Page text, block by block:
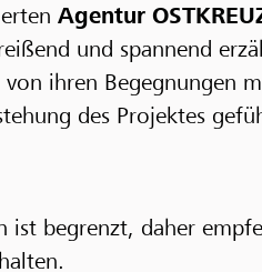
Agentur
und spannend
ihren Begegnungen
des Projektes
ist begrenzt, daher